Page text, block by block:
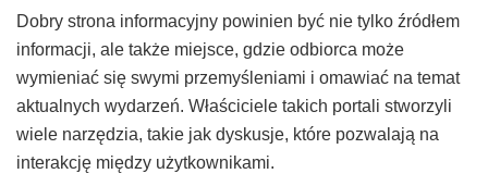
Dobry strona informacyjny powinien być nie tylko źródłem
informacji, ale także miejsce, gdzie odbiorca może
wymieniać się swymi przemyśleniami i omawiać na temat
aktualnych wydarzeń. Właściciele takich portali stworzyli
wiele narzędzia, takie jak dyskusje, które pozwalają na
interakcję między użytkownikami.